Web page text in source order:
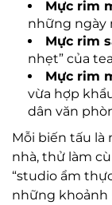
Mực rim
những ngày
Mực rim
nhẹt” của
Mực rim
vừa hợp
dân văn
Mỗi biến tấu là
nhà, thử làm
“studio ẩm
những khoảnh